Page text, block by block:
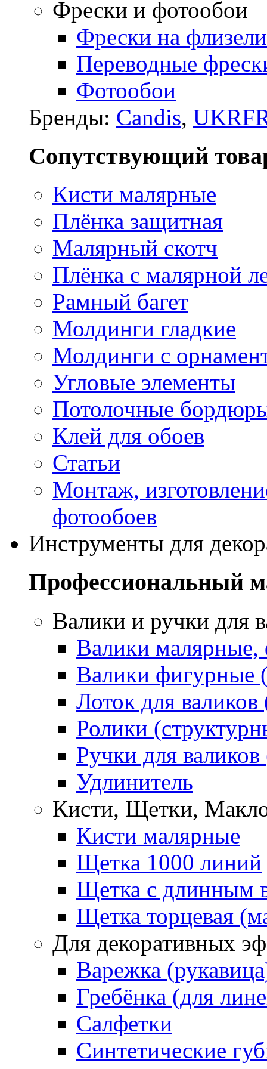
Фрески и фотообои
Фрески на
Переводные
Фотообои
Бренды: Candis,
Сопутствующий
Кисти малярные
Плёнка защитная
Малярный скотч
Плёнка с малярной
Рамный багет
Молдинги гладкие
Молдинги с
Угловые элементы
Потолочные
Клей для обоев
Статьи
Монтаж,
фотообоев
Инструменты для
Профессиональный
Валики и ручки для
Валики малярные,
Валики фигурные
Лоток для
Ролики
Ручки для
Удлинитель
Кисти, Щетки,
Кисти малярные
Щетка 1000 линий
Щетка с длинным
Щетка торцевая
Для декоративных
Варежка
Гребёнка (для
Салфетки
Синтетические